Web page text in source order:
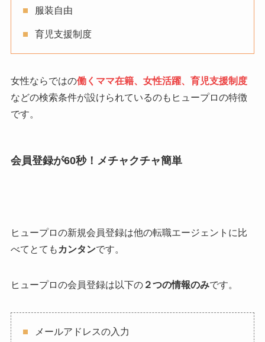
服装自由
育児支援制度
女性ならではの働くママ在籍、女性活躍、育児支援制度
などの検索条件が設けられているのもヒュープロの特徴
です。
会員登録が60秒！メチャクチャ簡単
ヒュープロの新規会員登録は他の転職エージェントに比
べてとても カンタンです。
ヒュープロの会員登録は以下の２つの情報のみです。
メールアドレスの入力